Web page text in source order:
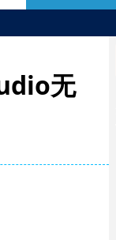
无